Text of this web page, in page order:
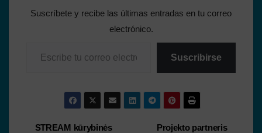
Suscríbete y recibe las últimas entradas en tu correo
electrónico.
Suscribirse
Projekto partneris
STREAM kūrybinės